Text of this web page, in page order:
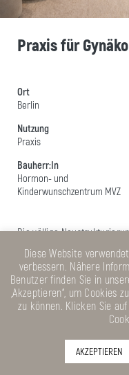
Praxis für
Ort
Berlin
Nutzung
Praxis
Bauherr:In
Hormon- und
Kinderwunschzentrum MVZ
Die völlige
und funktionalen Planung
hochwertiges Desing,
Formen mit Priorität auf
wurde entlang einer
entwickelt, welche
räumliche
orthogonaler
Diese Website
verbessern. Nähere
Benutzer finden Sie in
„Akzeptieren“, um Cookies
zu können. Klicken Sie
AKZEPTIEREN